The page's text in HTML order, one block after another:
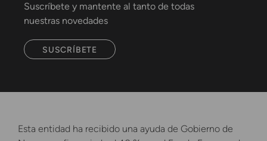
Suscríbete y mantente al tanto de todas
nuestras novedades
SUSCRÍBETE
Esta entidad ha recibido una ayuda de Gobierno de